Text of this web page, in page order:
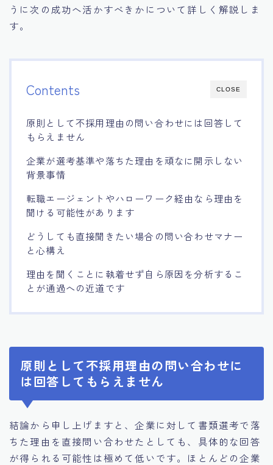
うに次の成功へ活かすべきかについて詳しく解説しま
す。
CLOSE
Contents
原則として不採用理由の問い合わせには回答して
もらえません
企業が選考基準や落ちた理由を頑なに開示しない
背景事情
転職エージェントやハローワーク経由なら理由を
聞ける可能性があります
どうしても直接聞きたい場合の問い合わせマナー
と心構え
理由を聞くことに執着せず自ら原因を分析するこ
とが通過への近道です
原則として不採用理由の問い合わせに
は回答してもらえません
結論から申し上げますと、企業に対して書類選考で落
ちた理由を直接問い合わせたとしても、具体的な回答
が得られる可能性は極めて低いです。ほとんどの企業